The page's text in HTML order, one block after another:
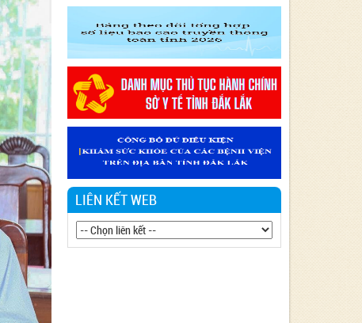
Văn bản 24/KH-SYT về việc thực hiện
Chương trình hành động thực hiện Nghị
quyết số 01/NQ-CP ngày 05/01/2024 của
Chính phủ về nhiệm vụ, giải pháp chủ yếu
thực hiện Kế hoạch phát triển kinh tế - xã
hội và Dự toán ngân sách nhà nước năm
2024 - Lĩnh vực Y tế
Văn bản 24/KH-SYT về việc thực hiện
Chương trình hành động thực hiện Nghị
quyết số 01/NQ-CP ngày 05/01/2024 của
thực hiện Kế hoạch phát triển kinh tế - xã
hội và Dự toán ngân sách nhà nước năm
2024 - Lĩnh vực Y tế
Văn bản 90/KH-BCĐ-PH06 thực hiện
LIÊN KẾT WEB